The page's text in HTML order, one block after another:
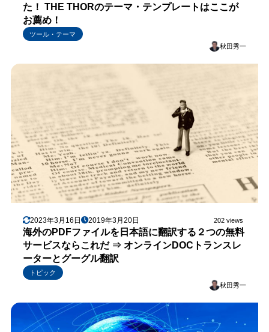
た！ THE THORのテーマ・テンプレートはここが
お薦め！
ツール・テーマ
秋田秀一
2023年3月16日 2019年3月20日 202 views
海外のPDFファイルを日本語に翻訳する２つの無料
サービスならこれだ ⇒ オンラインDOCトランスレ
ーターとグーグル翻訳
トピック
秋田秀一